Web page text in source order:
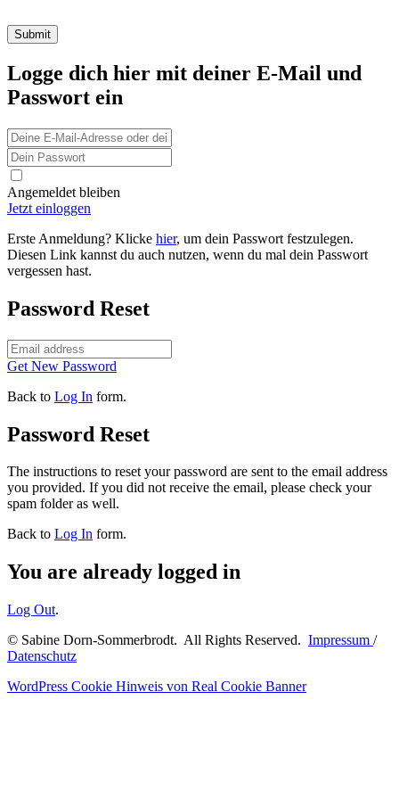
Logge dich hier mit deiner E-Mail und
Passwort ein
Angemeldet bleiben
Jetzt einloggen
Erste Anmeldung? Klicke hier, um dein Passwort festzulegen.
Diesen Link kannst du auch nutzen, wenn du mal dein Passwort
vergessen hast.
Password Reset
Get New Password
Back to Log In form.
Password Reset
The instructions to reset your password are sent to the email address
you provided. If you did not receive the email, please check your
spam folder as well.
Back to Log In form.
You are already logged in
Log Out.
© Sabine Dorn-Sommerbrodt. All Rights Reserved. Impressum /
Datenschutz
WordPress Cookie Hinweis von Real Cookie Banner